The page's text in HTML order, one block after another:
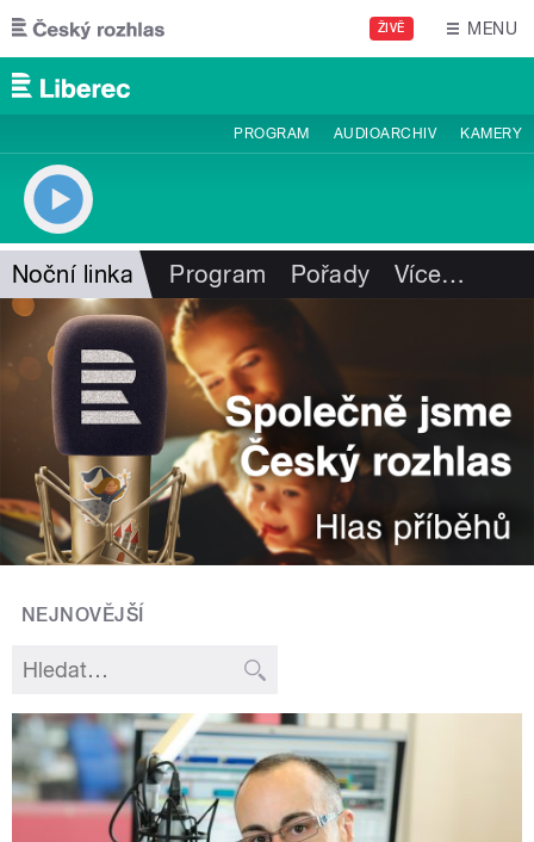
Přejít k hlavnímu obsahu
ŽIVĚ MENU
PROGRAM AUDIOARCHIV KAMERY
Noční linka Program Pořady Více…
NEJNOVĚJŠÍ